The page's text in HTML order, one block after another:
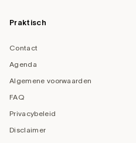
Praktisch
Contact
Agenda
Algemene voorwaarden
FAQ
Privacybeleid
Disclaimer